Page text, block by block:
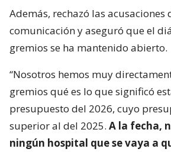
Además, rechazó las acusaciones
comunicación y aseguró que el
gremios se ha mantenido abierto.
“Nosotros hemos muy
gremios qué es lo que significó
presupuesto del 2026, cuyo
superior al del 2025. A la fecha,
ningún hospital que se vaya a